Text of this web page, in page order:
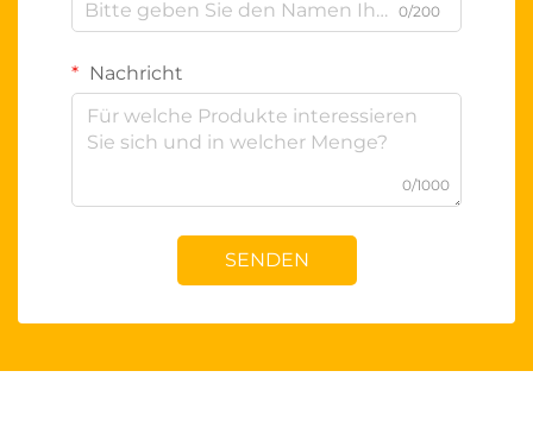
0/200
Nachricht
0/1000
SENDEN